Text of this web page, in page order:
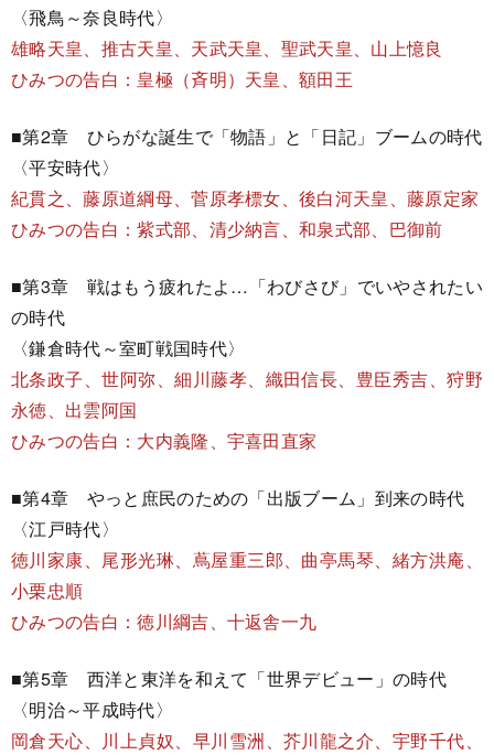
〈飛鳥～奈良時代〉
雄略天皇、推古天皇、天武天皇、聖武天皇、山上憶良
ひみつの告白：皇極（斉明）天皇、額田王
■第2章 ひらがな誕生で「物語」と「日記」ブームの時代
〈平安時代〉
紀貫之、藤原道綱母、菅原孝標女、後白河天皇、藤原定家
ひみつの告白：紫式部、清少納言、和泉式部、巴御前
■第3章 戦はもう疲れたよ…「わびさび」でいやされたい
の時代
〈鎌倉時代～室町戦国時代〉
北条政子、世阿弥、細川藤孝、織田信長、豊臣秀吉、狩野
永徳、出雲阿国
ひみつの告白：大内義隆、宇喜田直家
■第4章 やっと庶民のための「出版ブーム」到来の時代
〈江戸時代〉
徳川家康、尾形光琳、蔦屋重三郎、曲亭馬琴、緒方洪庵、
小栗忠順
ひみつの告白：徳川綱吉、十返舎一九
■第5章 西洋と東洋を和えて「世界デビュー」の時代
〈明治～平成時代〉
岡倉天心、川上貞奴、早川雪洲、芥川龍之介、宇野千代、